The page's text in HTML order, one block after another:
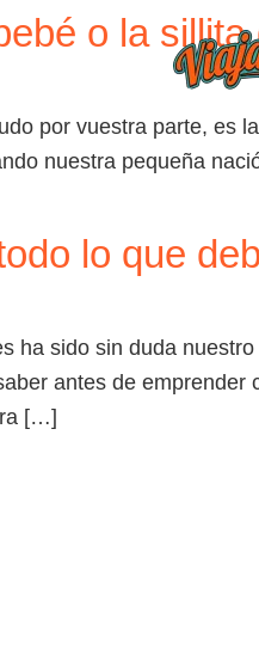
o la
por vuestra parte, es
nuestra pequeña
lo que
ha sido sin duda
antes de
[…]